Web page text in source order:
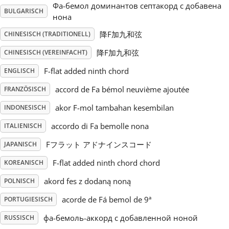
Русский
Svenska
Tiếng Việt
Türkçe
Українська
简体中文
繁體中文
BULGARISCH
Фа-бемол доминантов септакорд с добавена
нона
CHINESISCH (TRADITIONELL) 降F加九和弦
CHINESISCH (VEREINFACHT) 降F加九和弦
ENGLISCH F-flat added ninth chord
FRANZÖSISCH accord de Fa bémol neuvième ajoutée
INDONESISCH akor F-mol tambahan kesembilan
ITALIENISCH accordo di Fa bemolle nona
JAPANISCH Fフラット アドナインスコード
KOREANISCH F-flat added ninth chord chord
POLNISCH akord fes z dodaną noną
PORTUGIESISCH acorde de Fá bemol de 9ª
RUSSISCH фа-бемоль-аккорд с добавленной ноной